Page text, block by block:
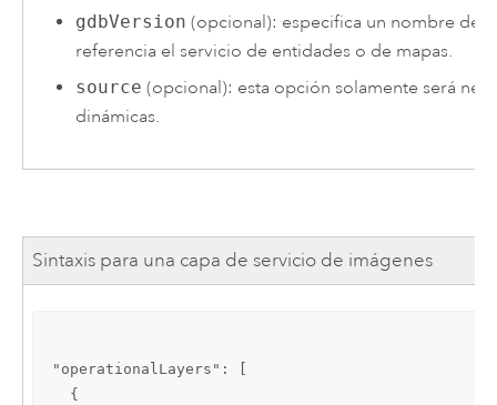
gdbVersion (opcional): especifica un nombre de
referencia el servicio de entidades o de mapas.
source (opcional): esta opción solamente será
dinámicas.
Sintaxis para una capa de servicio de imágenes
"operationalLayers": [
  {